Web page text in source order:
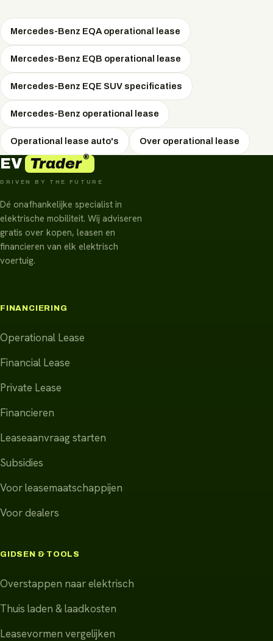
brandstofauto's.
Mercedes-Benz EQA operational lease
Mercedes-Benz EQB operational lease
Mercedes-Benz EQE SUV specificaties
Mercedes-Benz operational lease
Operational lease auto's Over operational lease
EV Trader®
DRIVEN BY THE FUTURE
Dé onafhankelijke specialist in
elektrische mobiliteit. Wij adviseren
gratis over kopen, leasen en
financieren van elk elektrisch
voertuig.
FINANCIERING
Operational Lease
Financial Lease
Private Lease
Financieren
Leaseaanvraag starten
Subsidies
Voor leasemaatschappijen
Voor dealers
GIDSEN & TOOLS
Overstappen naar elektrisch
Thuis laden & laadkosten
Leasevormen vergelijken